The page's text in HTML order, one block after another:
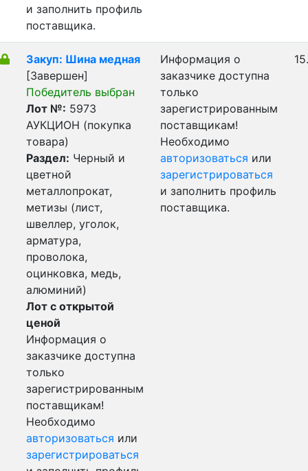
и заполнить профиль
поставщика.
Закуп: Шина медная
[Завершен]
Победитель выбран
Лот №: 5973
АУКЦИОН (покупка
товара)
Раздел: Черный и
цветной
металлопрокат,
метизы (лист,
швеллер, уголок,
арматура,
проволока,
оцинковка, медь,
алюминий)
Лот с открытой
ценой
Информация о
заказчике доступна
только
зарегистрированным
поставщикам!
Необходимо
авторизоваться или
зарегистрироваться
Информация о
заказчике доступна
только
зарегистрированным
поставщикам!
Необходимо
авторизоваться или
зарегистрироваться
и заполнить профиль
поставщика.